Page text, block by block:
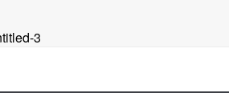
3